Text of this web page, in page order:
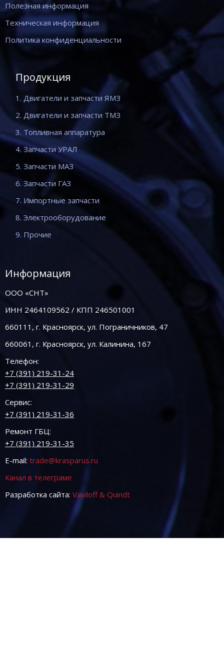
Полезная информация
Техническая информация
Политика конфиденциальности
Продукция
1. Двигатели и запчасти ЯМЗ
2. Двигатели и запчасти ТМЗ
3. Топливная аппаратура
4. Запчасти УРАЛ
5. Запчасти МАЗ
6. Запчасти ГАЗ
7. Импортные запчасти
8. Электрооборудование
9. Прочие
Информация
ООО «СНТ»
ИНН 2464109562 / КПП 246501001
660111, г. Красноярск, ул. Пограничников, 47
660061, г. Красноярск, ул. Калинина, 167
Телефон:
+7 (391) 219-31-24
+7 (391) 219-31-29
Сервис:
+7 (391) 219-31-36
Ремонт ГБЦ:
+7 (391) 219-31-35
E-mail: trade@krasparus.ru
Канал в телеграме
Разработка сайта: Vaviloff & Quindt